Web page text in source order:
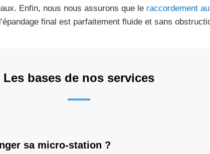
Enfin, nous nous assurons que le raccordement
final est parfaitement fluide et sans
Les bases de nos services
sa micro-station ?